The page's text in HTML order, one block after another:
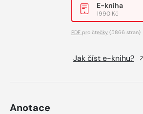
E-kniha
1990 Kč
PDF pro čtečky (5866 stran)
Jak číst e-knihu?
Anotace